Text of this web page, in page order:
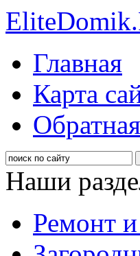
Главная
Карта
Наши
Ремонт и